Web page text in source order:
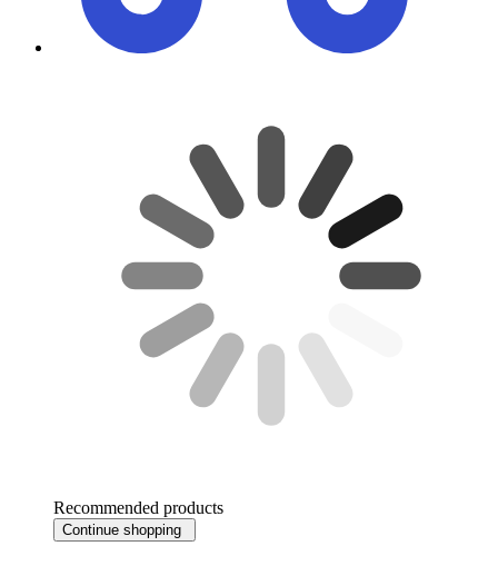
Recommended products
Continue shopping